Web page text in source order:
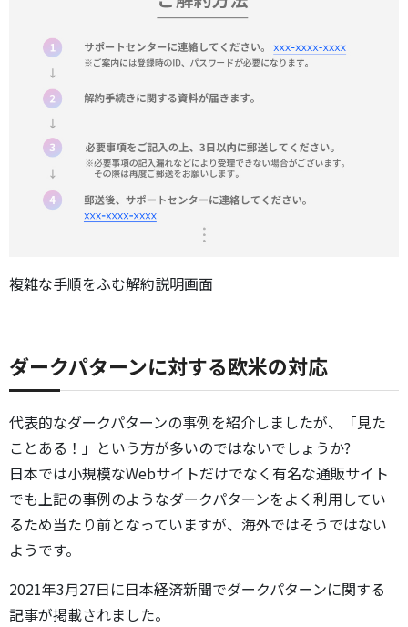
複雑な手順をふむ解約説明画面
ダークパターンに対する欧米の対応
代表的なダークパターンの事例を紹介しましたが、「見た
ことある！」という方が多いのではないでしょうか?
日本では小規模なWebサイトだけでなく有名な通販サイト
でも上記の事例のようなダークパターンをよく利用してい
るため当たり前となっていますが、海外ではそうではない
ようです。
2021年3月27日に日本経済新聞でダークパターンに関する
記事が掲載されました。